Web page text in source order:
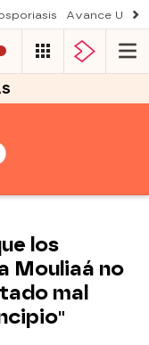
Avance Una
los
Mouliaá no
mal